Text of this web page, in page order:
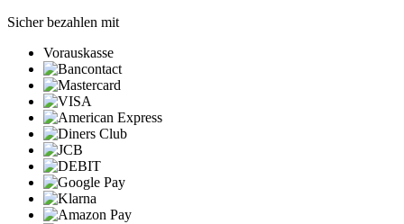
Sicher bezahlen mit
Vorauskasse